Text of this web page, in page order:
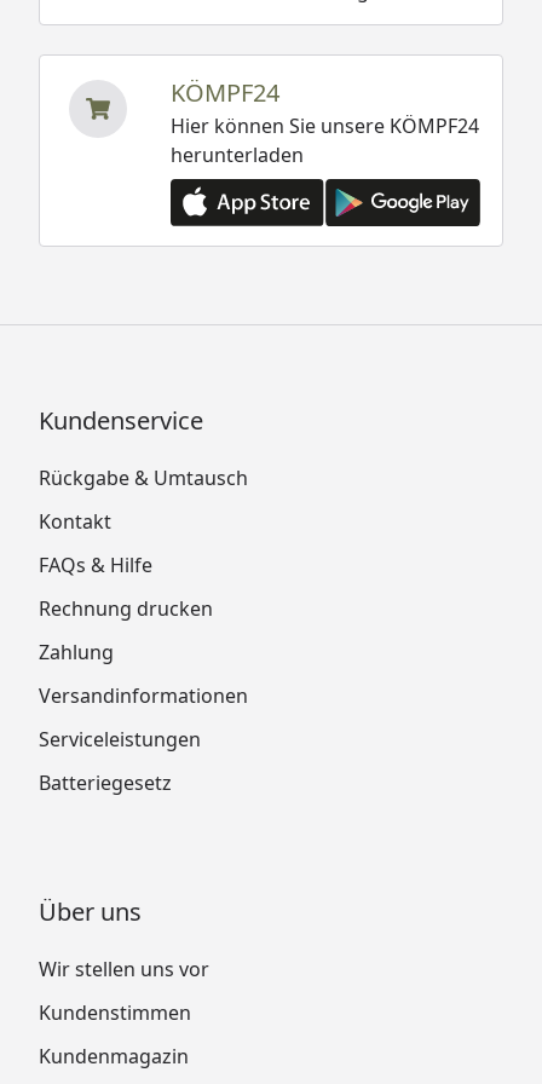
KÖMPF24
Hier können Sie unsere KÖMPF24
herunterladen
Kundenservice
Rückgabe & Umtausch
Kontakt
FAQs & Hilfe
Rechnung drucken
Zahlung
Versandinformationen
Serviceleistungen
Batteriegesetz
Über uns
Wir stellen uns vor
Kundenstimmen
Kundenmagazin